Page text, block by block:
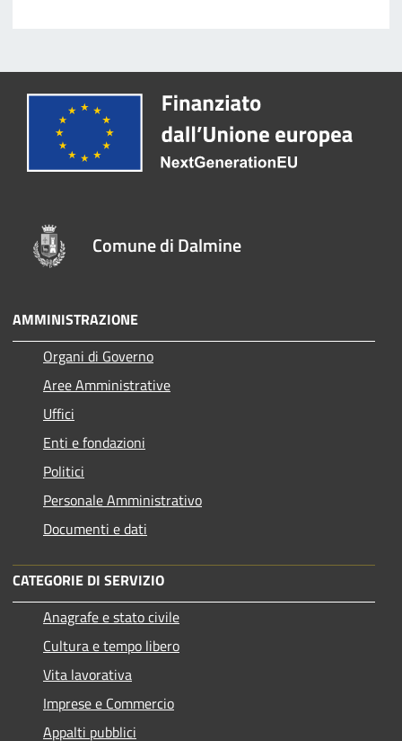
Comune di Dalmine
AMMINISTRAZIONE
Organi di Governo
Aree Amministrative
Uffici
Enti e fondazioni
Politici
Personale Amministrativo
Documenti e dati
CATEGORIE DI SERVIZIO
Anagrafe e stato civile
Cultura e tempo libero
Vita lavorativa
Imprese e Commercio
Appalti pubblici